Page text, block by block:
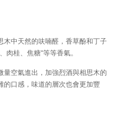
木中天然的呋喃醛，香草酚和丁子
肉桂、焦糖"等等香氣。
量空氣進出，加強烈酒與相思木的
的口感，味道的層次也會更加豐